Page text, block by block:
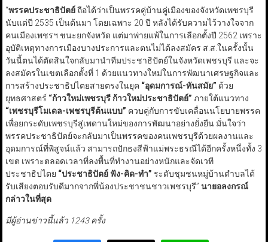
“พรรคประชาธิปัตย์ถือได้ว่าเป็นพรรคคู่บ้านคู่เมืองของจังหวัดเพชรบุรี
นับแต่ปี 2535 เป็นต้นมา โดยเฉพาะ 20 ปี หลังได้รับความไว้วางใจจาก
คนเมืองเพชรฯ ชนะยกจังหวัด แต่มาพ่ายแพ้ในการเลือกตั้งปี 2562 เพราะ
อุบัติเหตุทางการเมืองบางประการและตนไม่ได้ลงสมัคร ส.ส.ในครั้งนั้น
วันนี้ตนได้ตัดสินใจกลับมานำทีมประชาธิปัตย์ในจังหวัดเพชรบุรี และจะ
ลงสมัครในเขตเลือกตั้งที่ 1 ด้วยแนวทางใหม่ในการพัฒนาเศรษฐกิจและ
การสร้างประชาธิปไตยสายตรงในยุค “อุดมการณ์-ทันสมัย” ด้วย
ยุทธศาสตร์ “ก้าวใหม่เพชรบุรี ก้าวใหม่ประชาธิปัตย์” ภายใต้แนวทาง
“เพชรบุรีโมเดล-เพชรบุรีต้นแบบ” ควบคู่กับการขับเคลื่อนนโยบายพรรค
เพื่อยกระดับเพชรบุรีสู่เพดานใหม่ของการพัฒนาอย่างยั่งยืน มั่นใจว่า
พรรคประชาธิปัตย์จะกลับมาเป็นพรรคของคนเพชรบุรีด้วยผลงานและ
อุดมการณ์ที่พิสูจน์แล้ว สามารถปักธงสีฟ้าแม่พระธรณีได้อีกครั้งหนึ่งทั้ง 3
เขต เพราะตลอดเวลาที่ลงพื้นที่ทำงานอย่างหนักและจัดเวที
ประชาธิปไตย “ประชาธิปัตย์ ฟัง-คิด-ทำ” ระดับชุมชนหมู่บ้านตำบลได้
รับเสียงตอบรับดีมากจากพี่น้องประชาชนชาวเพชรบุรี” นายอลงกรณ์
กล่าวในที่สุด
มีผู้อ่านข่าวนี้แล้ว 1243 ครั้ง